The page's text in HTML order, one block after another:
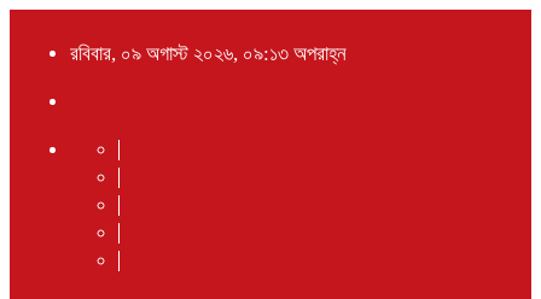
রবিবার, ০৯ অগাস্ট ২০২৬, ০৯:১৩ অপরাহ্ন